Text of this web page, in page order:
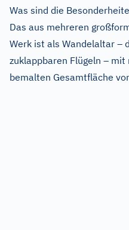
Was sind die
Das aus mehreren
Werk ist als Wandelaltar –
zuklappbaren Flügeln –
bemalten Gesamtfläche